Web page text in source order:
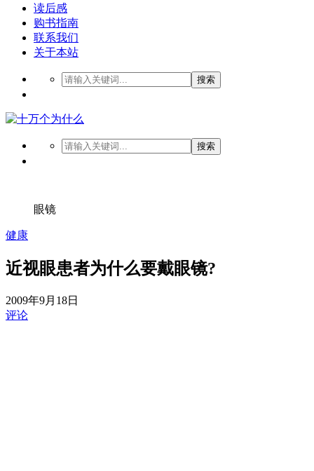
读后感
购书指南
联系我们
关于本站
搜索
搜索
眼镜
健康
近视眼患者为什么要戴眼镜?
2009年9月18日
评论